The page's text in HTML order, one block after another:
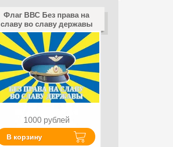
Флаг ВВС Без права на
славу во славу державы
1000 рублей
В корзину